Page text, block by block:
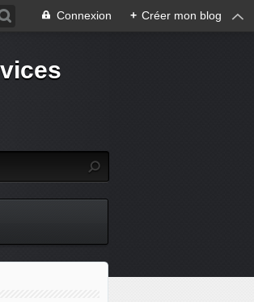
Connexion + Créer mon blog